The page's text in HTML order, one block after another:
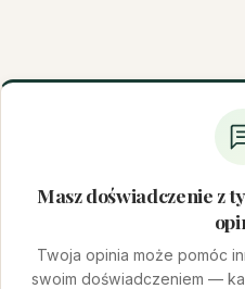
Masz doświadczenie z
Twoja opinia może pomóc
swoim doświadczeniem —